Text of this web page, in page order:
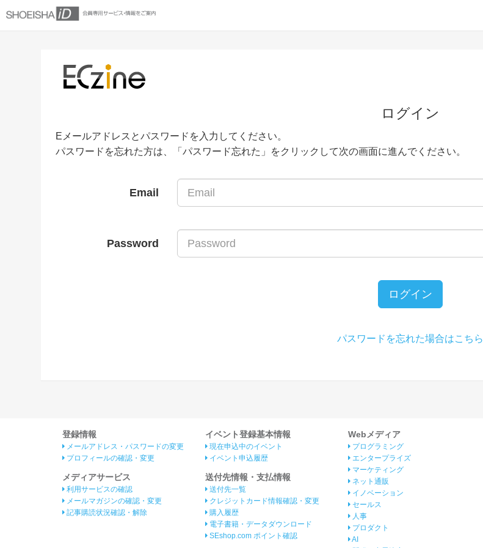
ログイン
Eメールアドレスとパスワードを入力してください。
パスワードを忘れた方は、「パスワード忘れた」をクリックして次の画面に進んでください。
Email
Password
ログイン
パスワードを忘れた場合はこちら
登録情報
メールアドレス・パスワードの変更
プロフィールの確認・変更
メディアサービス
利用サービスの確認
メールマガジンの確認・変更
記事購読状況確認・解除
イベント登録基本情報
現在申込中のイベント
イベント申込履歴
送付先情報・支払情報
送付先一覧
クレジットカード情報確認・変更
購入履歴
電子書籍・データダウンロード
SEshop.com ポイント確認
Webメディア
プログラミング
エンタープライズ
マーケティング
ネット通販
イノベーション
セールス
人事
プロダクト
AI